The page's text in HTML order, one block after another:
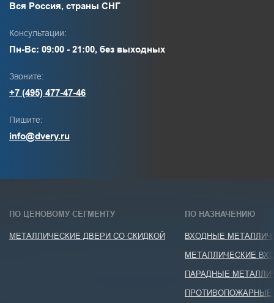
Вся Россия, страны СНГ
Консультации:
Пн-Вс: 09:00 - 21:00, без выходных
Звоните:
+7 (495) 477-47-46
Пишите:
info@dvery.ru
ПО ЦЕНОВОМУ СЕГМЕНТУ
МЕТАЛЛИЧЕСКИЕ ДВЕРИ СО СКИДКОЙ
ПО НАЗНАЧЕНИЮ
ВХОДНЫЕ
МЕТАЛЛИЧЕСКИЕ
ПАРАДНЫЕ
ПРОТИВОПОЖАРНЫЕ